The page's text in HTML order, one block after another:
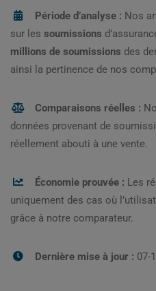
Période d’analyse : Nos
sur les soumissions
millions de soumissions des
ainsi la pertinence de nos
Comparaisons réelles :
données provenant de
réellement abouti à une vente.
Économie prouvée : Les
uniquement des cas où
grâce à notre comparateur.
Dernière mise à jour : 07-